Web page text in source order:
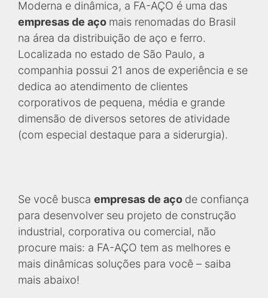
Moderna e dinâmica, a FA-AÇO é uma das
empresas de aço mais renomadas do Brasil
na área da distribuição de aço e ferro.
Localizada no estado de São Paulo, a
companhia possui 21 anos de experiência e se
dedica ao atendimento de clientes
corporativos de pequena, média e grande
dimensão de diversos setores de atividade
(com especial destaque para a siderurgia).
Se você busca empresas de aço de confiança
para desenvolver seu projeto de construção
industrial, corporativa ou comercial, não
procure mais: a FA-AÇO tem as melhores e
mais dinâmicas soluções para você – saiba
mais abaixo!